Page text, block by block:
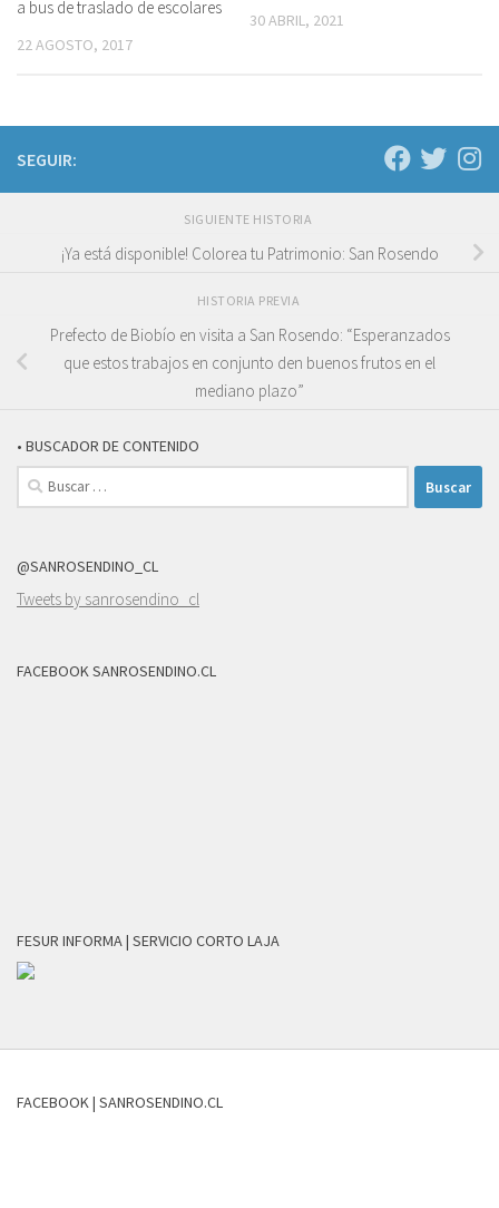
a bus de traslado de escolares
22 AGOSTO, 2017
30 ABRIL, 2021
SEGUIR:
SIGUIENTE HISTORIA
¡Ya está disponible! Colorea tu Patrimonio: San Rosendo
HISTORIA PREVIA
Prefecto de Biobío en visita a San Rosendo: “Esperanzados
que estos trabajos en conjunto den buenos frutos en el
mediano plazo”
• BUSCADOR DE CONTENIDO
Buscar:
@SANROSENDINO_CL
Tweets by sanrosendino_cl
FACEBOOK SANROSENDINO.CL
FESUR INFORMA | SERVICIO CORTO LAJA
FACEBOOK | SANROSENDINO.CL